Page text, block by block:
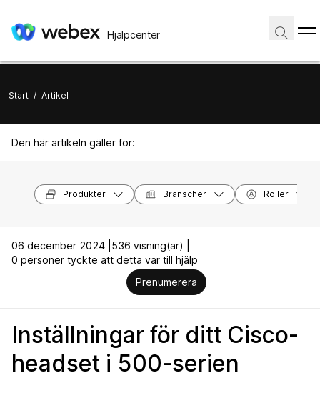
Hjälpcenter
Start / Artikel
Den här artikeln gäller för:
Produkter Branscher Roller
06 december 2024 | 536 visning(ar) |
0 personer tyckte att detta var till hjälp
Prenumerera
Inställningar för ditt Cisco-
headset i 500-serien